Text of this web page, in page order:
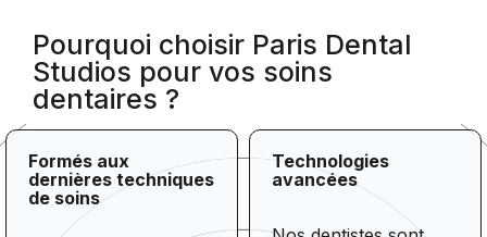
Pourquoi choisir Paris Dental
Studios pour vos soins
dentaires ?
Formés aux
dernières techniques
de soins
Technologies
avancées